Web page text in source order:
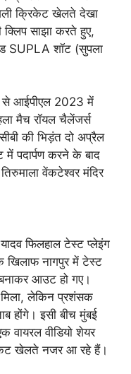
क्रिकेट खेलते देखा
क्लिप साझा करते हुए,
SUPLA शॉट (सुपला
से आईपीएल 2023 में
मैच रॉयल चैलेंजर्स
की भिड़ंत दो अप्रैल
में पदार्पण करने के बाद
वेंकटेश्वर मंदिर
फिलहाल टेस्ट प्लेइंग
खिलाफ नागपुर में टेस्ट
आउट हो गए।
लेकिन प्रशंसक
होंगे। इसी बीच मुंबई
वायरल वीडियो शेयर
खेलते नजर आ रहे हैं।